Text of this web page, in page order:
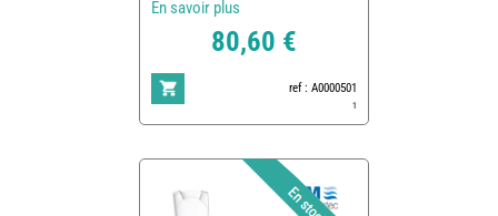
En savoir plus
80,60 €
ref : A0000501
1